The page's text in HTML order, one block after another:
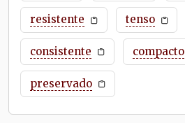
resistente tenso
consistente compacto
preservado